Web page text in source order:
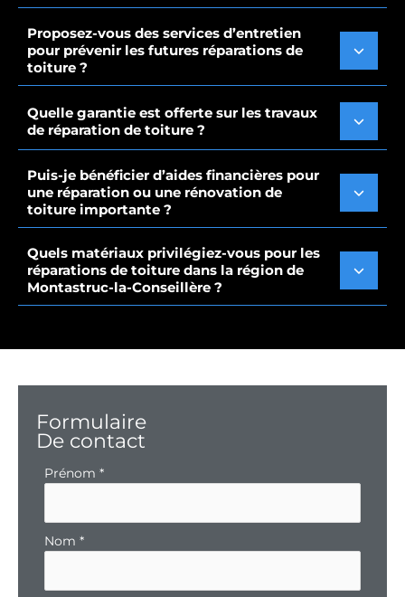
Proposez-vous des services d’entretien
pour prévenir les futures réparations de
toiture ?
Quelle garantie est offerte sur les travaux
de réparation de toiture ?
Puis-je bénéficier d’aides financières pour
une réparation ou une rénovation de
toiture importante ?
Quels matériaux privilégiez-vous pour les
réparations de toiture dans la région de
Montastruc-la-Conseillère ?
Formulaire
De contact
Formulaire
Prénom *
Nom *